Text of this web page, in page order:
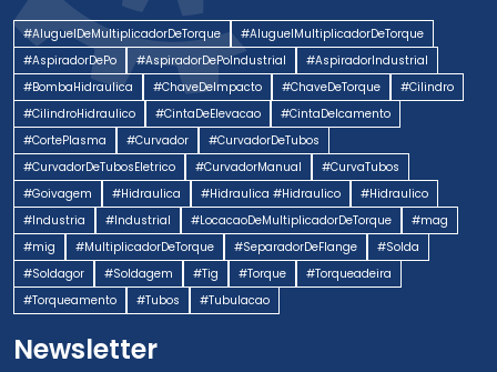
#AluguelDeMultiplicadorDeTorque
#AluguelMultiplicadorDeTorque
#AspiradorDePo
#AspiradorDePoIndustrial
#AspiradorIndustrial
#BombaHidraulica
#ChaveDeImpacto #ChaveDeTorque
#Cilindro
#CilindroHidraulico
#CintaDeElevacao
#CintaDeIcamento
#CortePlasma
#Curvador
#CurvadorDeTubos
#CurvadorDeTubosEletrico
#CurvadorManual
#CurvaTubos
#Goivagem
#Hidraulica #Hidraulica #Hidraulico
#Hidraulico
#Industria
#Industrial #LocacaoDeMultiplicadorDeTorque
#mag
#mig
#MultiplicadorDeTorque #SeparadorDeFlange
#Solda
#Soldagor
#Soldagem #Tig #Torque
#Torqueadeira
#Torqueamento
#Tubos #Tubulacao
Newsletter